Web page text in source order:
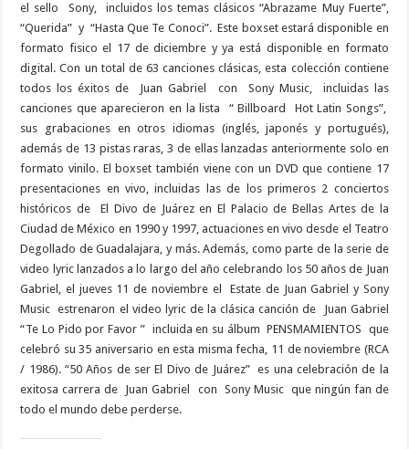
el sello
Sony,
incluidos los temas clásicos “Abrazame Muy Fuerte”,
“Querida” y “Hasta Que Te Conoci”. Este boxset estará disponible en
formato fisico el 17 de diciembre y ya está disponible en formato
digital. Con un total de 63 canciones clásicas, esta colección contiene
todos los éxitos de
Juan Gabriel con Sony Music,
incluidas las
canciones que aparecieron en la lista
“ Billboard
Hot Latin Songs”,
sus grabaciones en otros idiomas (inglés, japonés y portugués),
además de 13 pistas raras, 3 de ellas lanzadas anteriormente solo en
formato vinilo. El boxset también viene con un DVD que contiene 17
presentaciones en vivo, incluidas las de los primeros 2 conciertos
históricos de
El Divo de Juárez en El Palacio de Bellas Artes de la
Ciudad de México en 1990 y 1997, actuaciones en vivo desde el Teatro
Degollado de Guadalajara, y más. Además, como parte de la serie de
video lyric lanzados a lo largo del año celebrando los 50 años de Juan
Gabriel, el jueves 11 de noviembre el
Estate de Juan Gabriel y Sony
Music estrenaron el video lyric de la clásica canción de
Juan Gabriel
“Te Lo Pido por Favor ” incluida en su álbum PENSMAMIENTOS que
celebró su 35 aniversario en esta misma fecha, 11 de noviembre (RCA
/ 1986). “50 Años de ser El Divo de Juárez” es una celebración de la
exitosa carrera de Juan Gabriel con Sony Music que ningún fan de
todo el mundo debe perderse.